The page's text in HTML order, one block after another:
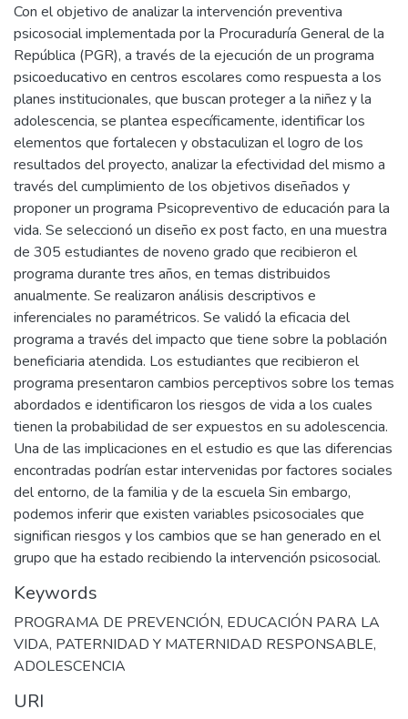
Con el objetivo de analizar la intervención preventiva
psicosocial implementada por la Procuraduría General de la
República (PGR), a través de la ejecución de un programa
psicoeducativo en centros escolares como respuesta a los
planes institucionales, que buscan proteger a la niñez y la
adolescencia, se plantea específicamente, identificar los
elementos que fortalecen y obstaculizan el logro de los
resultados del proyecto, analizar la efectividad del mismo a
través del cumplimiento de los objetivos diseñados y
proponer un programa Psicopreventivo de educación para la
vida. Se seleccionó un diseño ex post facto, en una muestra
de 305 estudiantes de noveno grado que recibieron el
programa durante tres años, en temas distribuidos
anualmente. Se realizaron análisis descriptivos e
inferenciales no paramétricos. Se validó la eficacia del
programa a través del impacto que tiene sobre la población
beneficiaria atendida. Los estudiantes que recibieron el
programa presentaron cambios perceptivos sobre los temas
abordados e identificaron los riesgos de vida a los cuales
tienen la probabilidad de ser expuestos en su adolescencia.
Una de las implicaciones en el estudio es que las diferencias
encontradas podrían estar intervenidas por factores sociales
del entorno, de la familia y de la escuela Sin embargo,
podemos inferir que existen variables psicosociales que
significan riesgos y los cambios que se han generado en el
grupo que ha estado recibiendo la intervención psicosocial.
Keywords
PROGRAMA DE PREVENCIÓN, EDUCACIÓN PARA LA
VIDA, PATERNIDAD Y MATERNIDAD RESPONSABLE,
ADOLESCENCIA
URI